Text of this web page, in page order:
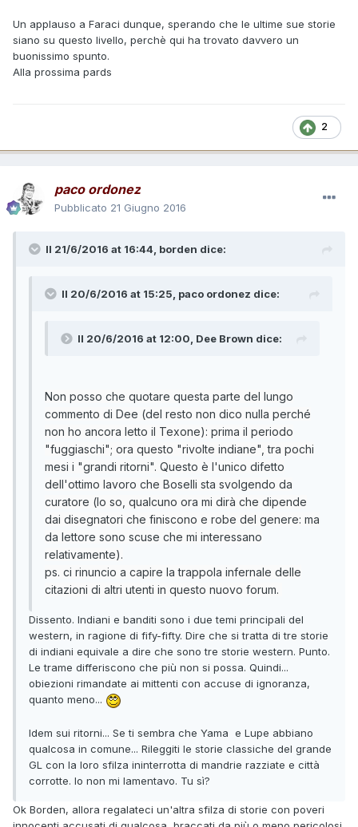
Un applauso a Faraci dunque, sperando che le ultime sue storie
siano su questo livello, perchè qui ha trovato davvero un
buonissimo spunto.
Alla prossima pards
2
paco ordonez
Pubblicato 21 Giugno 2016
Il 21/6/2016 at 16:44, borden dice:
Il 20/6/2016 at 15:25, paco ordonez dice:
Il 20/6/2016 at 12:00, Dee Brown dice:
Non posso che quotare questa parte del lungo
commento di Dee (del resto non dico nulla perché
non ho ancora letto il Texone): prima il periodo
"fuggiaschi"; ora questo "rivolte indiane", tra pochi
mesi i "grandi ritorni". Questo è l'unico difetto
dell'ottimo lavoro che Boselli sta svolgendo da
curatore (lo so, qualcuno ora mi dirà che dipende
dai disegnatori che finiscono e robe del genere: ma
da lettore sono scuse che mi interessano
relativamente).
ps. ci rinuncio a capire la trappola infernale delle
citazioni di altri utenti in questo nuovo forum.
Dissento. Indiani e banditi sono i due temi principali del
western, in ragione di fify-fifty. Dire che si tratta di tre storie
di indiani equivale a dire che sono tre storie western. Punto.
Le trame differiscono che più non si possa. Quindi...
obiezioni rimandate ai mittenti con accuse di ignoranza,
quanto meno...
Idem sui ritorni... Se ti sembra che Yama e Lupe abbiano
qualcosa in comune... Rileggiti le storie classiche del grande
GL con la loro sfilza ininterrotta di mandrie razziate e città
corrotte. Io non mi lamentavo. Tu sì?
Ok Borden, allora regalateci un'altra sfilza di storie con poveri